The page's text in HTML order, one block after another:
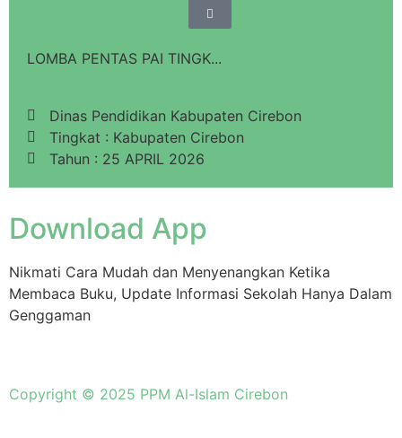
LOMBA PENTAS PAI TINGK...
Dinas Pendidikan Kabupaten Cirebon
Tingkat : Kabupaten Cirebon
Tahun : 25 APRIL 2026
Download App
Nikmati Cara Mudah dan Menyenangkan Ketika
Membaca Buku, Update Informasi Sekolah Hanya Dalam
Genggaman
Copyright © 2025 PPM Al-Islam Cirebon